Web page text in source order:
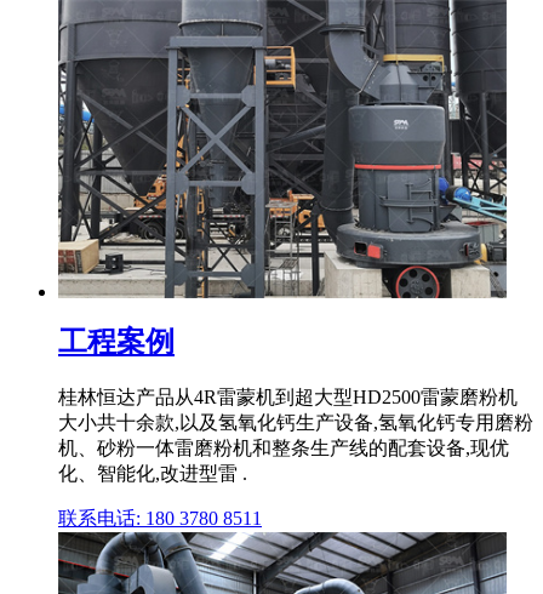
工程案例
桂林恒达产品从4R雷蒙机到超大型HD2500雷蒙磨粉机
大小共十余款,以及氢氧化钙生产设备,氢氧化钙专用磨粉
机、砂粉一体雷磨粉机和整条生产线的配套设备,现优
化、智能化,改进型雷 .
联系电话: 180 3780 8511